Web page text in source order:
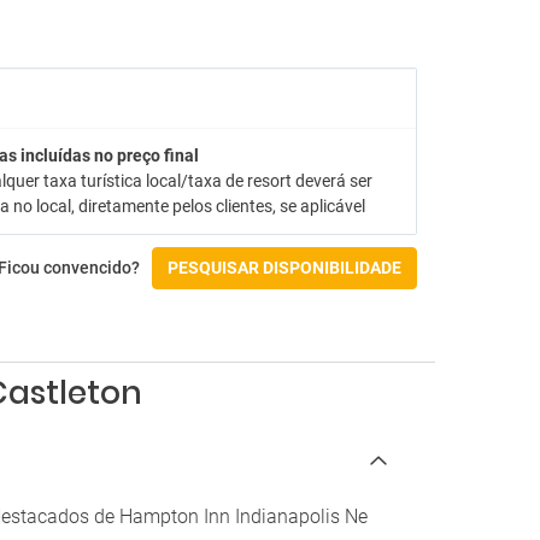
Ginásio e SPA
Atividades
Campo de golfe
Acessibilidade
Acesso por cadeira de rodas
Check-in/Check-out
incluídas no preço final
taxa turística local/taxa de resort deverá ser
no local, diretamente pelos clientes, se aplicável
Ficou convencido? PESQUISAR DISPONIBILIDADE
de Hampton Inn Indianapolis Ne